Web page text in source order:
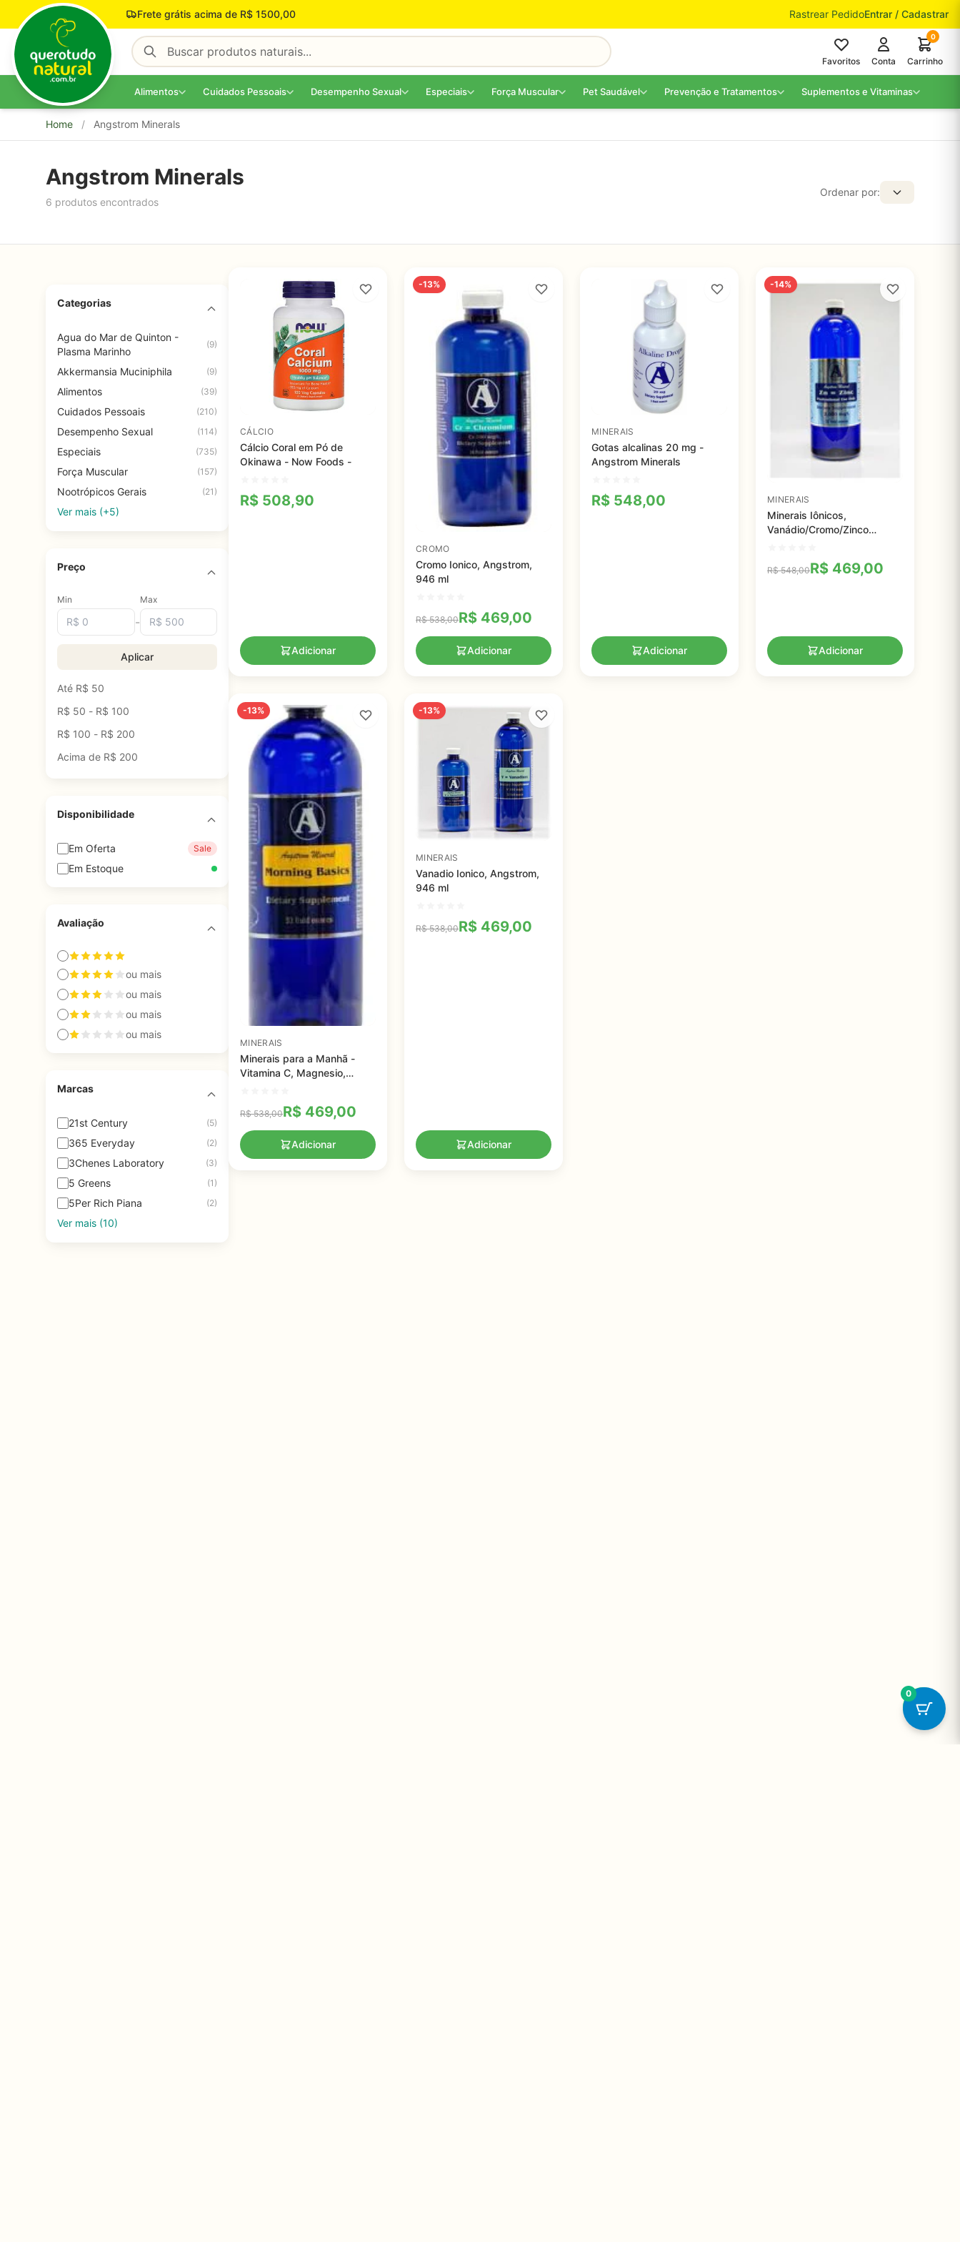
Pular para o conteúdo Frete grátis acima de R$ 1500,00 Rastrear PedidoEntrar / Cadastrar
Favoritos Conta
0
Carrinho
Alimentos Cuidados Pessoais Desempenho Sexual Especiais Força Muscular Pet Saudável Prevenção e Tratamentos Suplementos e Vitaminas
Home / Angstrom Minerals
Angstrom Minerals
6 produtos encontrados
Ordenar por:
Categorias
Agua do Mar de Quinton -
Plasma Marinho
(9)
Akkermansia Muciniphila (9)
Alimentos (39)
Cuidados Pessoais (210)
Desempenho Sexual (114)
Especiais (735)
Força Muscular (157)
Nootrópicos Gerais (21)
Ver mais (+5)
Preço
Min
-
Max
Aplicar
Até R$ 50
R$ 50 - R$ 100
R$ 100 - R$ 200
Acima de R$ 200
Disponibilidade
Em Oferta Sale
Em Estoque
Avaliação
ou mais
ou mais
ou mais
ou mais
Marcas
21st Century (5)
365 Everyday (2)
3Chenes Laboratory (3)
5 Greens (1)
5Per Rich Piana (2)
Ver mais (10)
CÁLCIO
Cálcio Coral em Pó de
Okinawa - Now Foods -
R$ 508,90
Adicionar
-13%
CROMO
Cromo Ionico, Angstrom,
946 ml
R$538,00R$ 469,00
Adicionar
MINERAIS
Gotas alcalinas 20 mg -
Angstrom Minerals
R$ 548,00
Adicionar
-14%
MINERAIS
Minerais Iônicos,
Vanádio/Cromo/Zinco
R$548,00R$ 469,00
Adicionar
-13%
MINERAIS
Minerais para a Manhã -
Vitamina C, Magnesio,
R$538,00R$ 469,00
Adicionar
-13%
MINERAIS
Vanadio Ionico, Angstrom,
946 ml
R$538,00R$ 469,00
Adicionar
0